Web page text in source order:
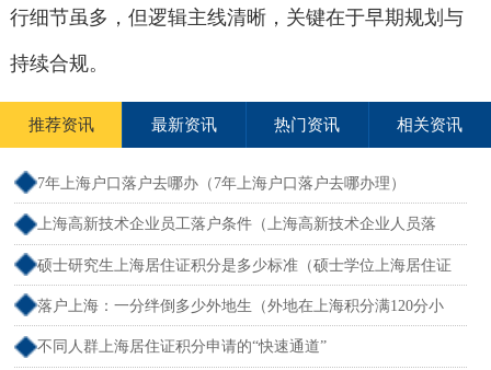
行细节虽多，但逻辑主线清晰，关键在于早期规划与
持续合规。
推荐资讯 最新资讯 热门资讯 相关资讯
7年上海户口落户去哪办（7年上海户口落户去哪办理）
上海高新技术企业员工落户条件（上海高新技术企业人员落
户）
硕士研究生上海居住证积分是多少标准（硕士学位上海居住证
积分）
落户上海：一分绊倒多少外地生（外地在上海积分满120分小
孩可以考上海大学吗）
不同人群上海居住证积分申请的“快速通道”